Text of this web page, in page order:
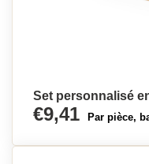
Set personnalisé
€9,41 Par pièce,